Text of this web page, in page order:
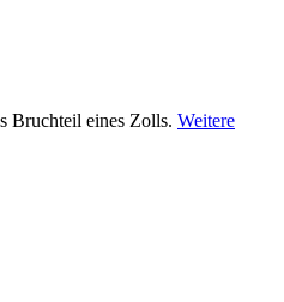
Bruchteil eines Zolls. Weitere